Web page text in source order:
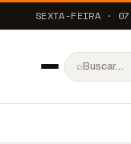
SEXTA-FEIRA ·
⌕